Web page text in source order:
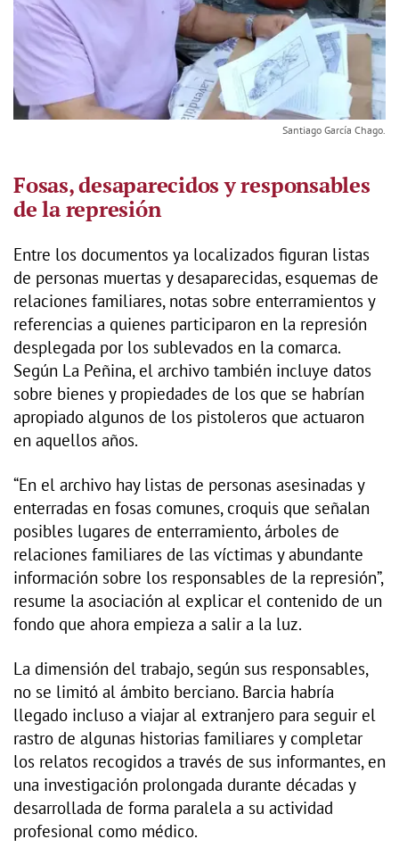
Santiago García Chago.
Fosas, desaparecidos y responsables
de la represión
Entre los documentos ya localizados figuran listas
de personas muertas y desaparecidas, esquemas de
relaciones familiares, notas sobre enterramientos y
referencias a quienes participaron en la represión
desplegada por los sublevados en la comarca.
Según La Peñina, el archivo también incluye datos
sobre bienes y propiedades de los que se habrían
apropiado algunos de los pistoleros que actuaron
en aquellos años.
“En el archivo hay listas de personas asesinadas y
enterradas en fosas comunes, croquis que señalan
posibles lugares de enterramiento, árboles de
relaciones familiares de las víctimas y abundante
información sobre los responsables de la represión”,
resume la asociación al explicar el contenido de un
fondo que ahora empieza a salir a la luz.
La dimensión del trabajo, según sus responsables,
no se limitó al ámbito berciano. Barcia habría
llegado incluso a viajar al extranjero para seguir el
rastro de algunas historias familiares y completar
los relatos recogidos a través de sus informantes, en
una investigación prolongada durante décadas y
desarrollada de forma paralela a su actividad
profesional como médico.